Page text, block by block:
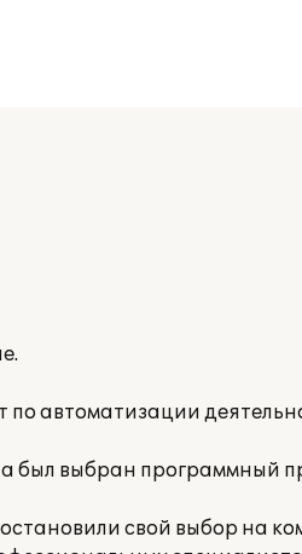
автоматизации
был выбран программный
свой выбор на